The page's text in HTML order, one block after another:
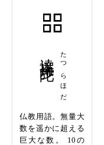
たつらほだ
仏教用語。無量大
数を遥かに超える
巨大な数。 10の